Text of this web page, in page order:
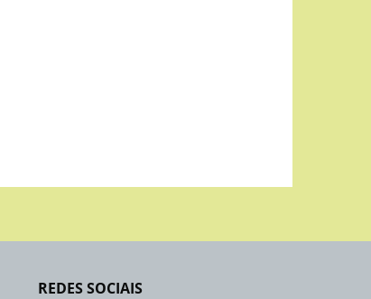
REDES SOCIAIS